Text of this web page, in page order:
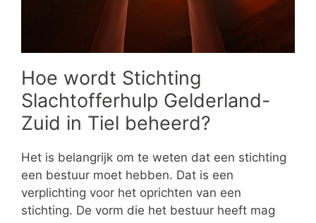
Hoe wordt Stichting
Slachtofferhulp Gelderland-
Zuid in Tiel beheerd?
Het is belangrijk om te weten dat een stichting
een bestuur moet hebben. Dat is een
verplichting voor het oprichten van een
stichting. De vorm die het bestuur heeft mag